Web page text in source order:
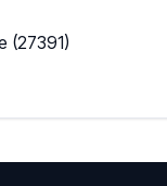
(27391)